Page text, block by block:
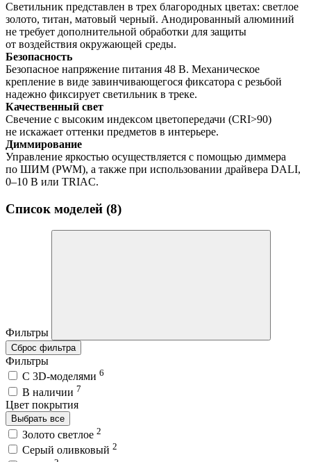
Светильник представлен в трех благородных цветах: светлое
золото, титан, матовый черный. Анодированный алюминий
не требует дополнительной обработки для защиты
от воздействия окружающей среды.
Безопасность
Безопасное напряжение питания 48 В. Механическое
крепление в виде завинчивающегося фиксатора с резьбой
надежно фиксирует светильник в треке.
Качественный свет
Свечение с высоким индексом цветопередачи (CRI>90)
не искажает оттенки предметов в интерьере.
Диммирование
Управление яркостью осуществляется с помощью диммера
по ШИМ (PWM), а также при использовании драйвера DALI,
0–10 В или TRIAC.
Список моделей (8)
Фильтры
Сброс фильтра
Фильтры
C 3D-моделями 6
В наличии 7
Цвет покрытия
Выбрать все
Золото светлое 2
Серый оливковый 2